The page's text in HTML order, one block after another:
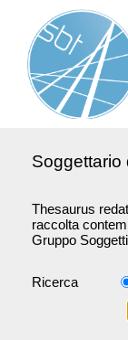
Soggettario
Thesaurus
raccolta
Gruppo
Ricerca